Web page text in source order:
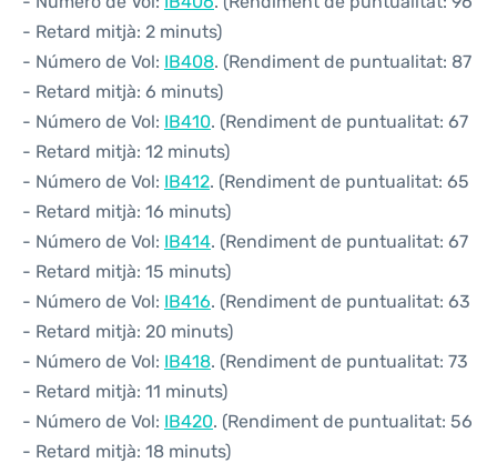
- Retard mitjà: 2 minuts)
- Número de Vol: IB408. (Rendiment de puntualitat: 87
- Retard mitjà: 6 minuts)
- Número de Vol: IB410. (Rendiment de puntualitat: 67
- Retard mitjà: 12 minuts)
- Número de Vol: IB412. (Rendiment de puntualitat: 65
- Retard mitjà: 16 minuts)
- Número de Vol: IB414. (Rendiment de puntualitat: 67
- Retard mitjà: 15 minuts)
- Número de Vol: IB416. (Rendiment de puntualitat: 63
- Retard mitjà: 20 minuts)
- Número de Vol: IB418. (Rendiment de puntualitat: 73
- Retard mitjà: 11 minuts)
- Número de Vol: IB420. (Rendiment de puntualitat: 56
- Retard mitjà: 18 minuts)